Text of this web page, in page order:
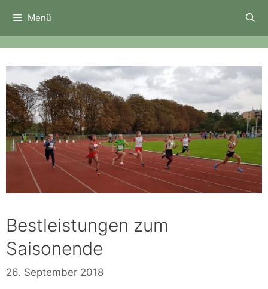
Inhalt
springen
Menü
Bestleistungen zum
Saisonende
26. September 2018